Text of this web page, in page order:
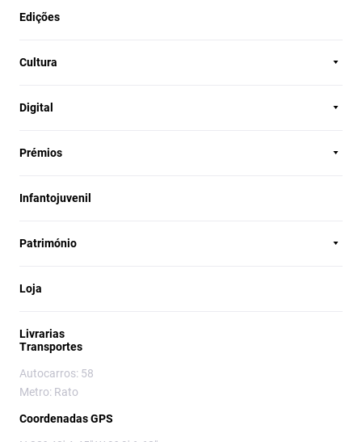
Edições
Cultura
Digital
Prémios
Infantojuvenil
Património
Loja
Livrarias
Transportes
Autocarros: 58
Metro: Rato
Coordenadas GPS